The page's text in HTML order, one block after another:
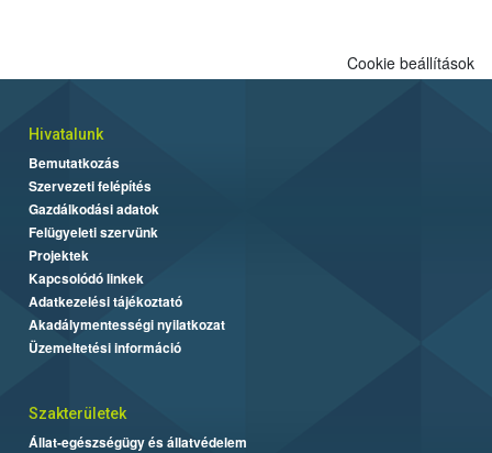
Cookie beállítások
Hivatalunk
Bemutatkozás
Szervezeti felépítés
Gazdálkodási adatok
Felügyeleti szervünk
Projektek
Kapcsolódó linkek
Adatkezelési tájékoztató
Akadálymentességi nyilatkozat
Üzemeltetési információ
Szakterületek
Állat-egészségügy és állatvédelem